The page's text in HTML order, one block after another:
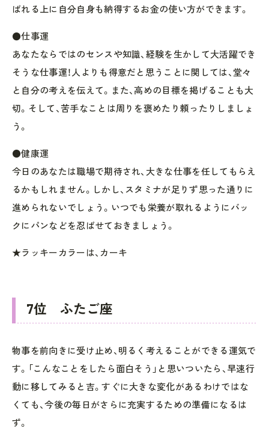
ばれる上に自分自身も納得するお金の使い方ができます。
●仕事運
あなたならではのセンスや知識、経験を生かして大活躍でき
そうな仕事運！人よりも得意だと思うことに関しては、堂々
と自分の考えを伝えて。また、高めの目標を掲げることも大
切。そして、苦手なことは周りを褒めたり頼ったりしましょ
う。
●健康運
今日のあなたは職場で期待され、大きな仕事を任してもらえ
るかもしれません。しかし、スタミナが足りず思った通りに
進められないでしょう。いつでも栄養が取れるようにバッ
クにパンなどを忍ばせておきましょう。
★ラッキーカラーは、カーキ
7位 ふたご座
物事を前向きに受け止め、明るく考えることができる運気で
す。「こんなことをしたら面白そう」と思いついたら、早速行
動に移してみると吉。すぐに大きな変化があるわけではな
くても、今後の毎日がさらに充実するための準備になるは
ず。